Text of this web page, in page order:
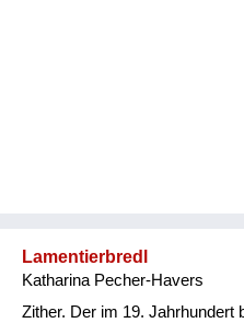
Lamentierbredl
Katharina Pecher-Havers
Zither. Der im 19. Jahrhundert